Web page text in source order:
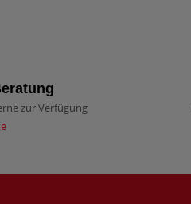
zur Verfügung